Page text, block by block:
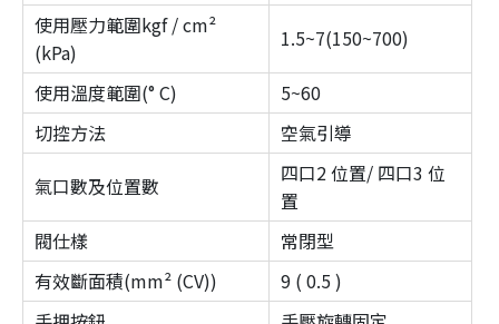
使用壓力範圍kgf / cm²
(kPa)
1.5~7(150~700)
使用溫度範圍(° C)
5~60
切控方法
空氣引導
氣口數及位置數
四口2 位置/ 四口3 位
置
閥仕樣
常閉型
有效斷面積(mm² (CV))
9 ( 0.5 )